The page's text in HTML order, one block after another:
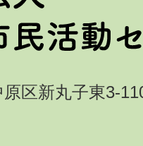
区新丸子東3-